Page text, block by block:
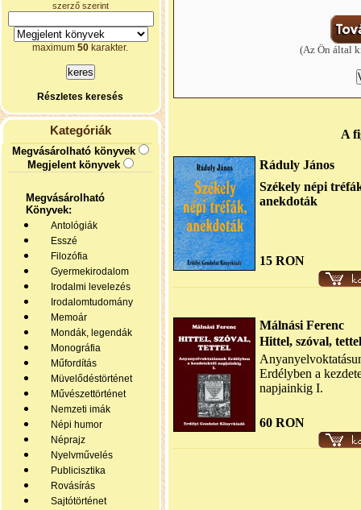
szerző szerint
maximum50 karakter.
Részletes keresés
Kategóriák
Megvásárolható könyvek
Megjelent könyvek
Megvásárolható
Könyvek:
Antológiák
Esszé
Filozófia
Gyermekirodalom
Irodalmi levelezés
Irodalomtudomány
Memoár
Mondák, legendák
Monográfia
Műfordítás
Müvelődéstörténet
Művészettörténet
Nemzeti imák
Népi humor
Néprajz
Nyelvművelés
Publicisztika
Rovásírás
Sajtótörténet
(Az Ön által
A
Ráduly János
Székely népi
anekdoták
15 RON
Málnási Ferenc
Hittel, szóval, tettel
Erdélyben a
napjainkig I.
60 RON